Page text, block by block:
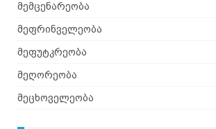
მემცენარეობა
მეფრინველეობა
მეფუტკრეობა
მეღორეობა
მეცხოველეობა